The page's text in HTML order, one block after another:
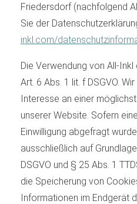
Friedersdorf (nachfolgend
Sie der
inkl.com/
Die Verwendung von All-
Art. 6 Abs. 1 lit. f DSGVO.
Interesse an einer
unserer Website. Sofern
Einwilligung abgefragt
ausschließlich auf
DSGVO und § 25 Abs. 1
die Speicherung von
Informationen im Endgerät